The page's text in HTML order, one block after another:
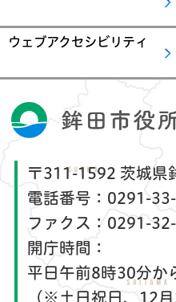
ウェブアクセシビリティ
〒311-1592 茨城県
電話番号： 0291-
ファクス： 0291-
開庁時間：
平日午前8時30分か
（※土日祝日、12